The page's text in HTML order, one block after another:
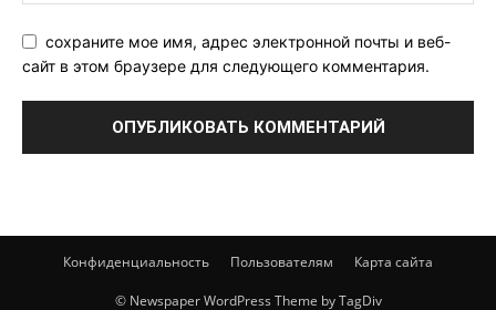
сохраните мое имя, адрес электронной почты и веб-
сайт в этом браузере для следующего комментария.
Конфиденциальность Пользователям Карта сайта
© Newspaper WordPress Theme by TagDiv